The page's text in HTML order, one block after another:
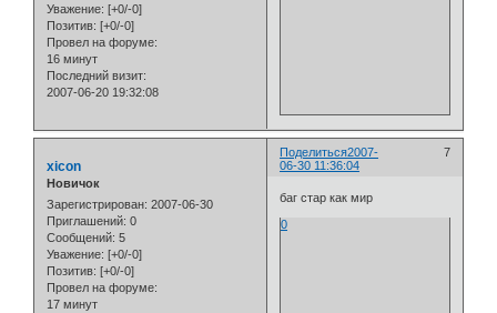
Уважение: [+0/-0]
Позитив: [+0/-0]
Провел на форуме:
16 минут
Последний визит:
2007-06-20 19:32:08
Поделиться 7
2007-
06-30 11:36:04
xicon
Новичок
Зарегистрирован: 2007-06-30
Приглашений: 0
Сообщений: 5
Уважение: [+0/-0]
Позитив: [+0/-0]
Провел на форуме:
17 минут
баг стар как мир
0